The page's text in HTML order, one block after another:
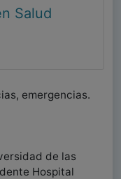
Salud
emergencias.
de las
Hospital